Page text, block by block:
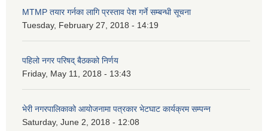
MTMP तयार गर्नका लागि प्रस्ताव पेश गर्ने सम्बन्धी सूचना
Tuesday, February 27, 2018 - 14:19
पहिलो नगर परिषद् बैठकको निर्णय
Friday, May 11, 2018 - 13:43
भेरी नगरपालिकाको आयोजनामा पत्रकार भेटघाट कार्यक्रम सम्पन्न
Saturday, June 2, 2018 - 12:08